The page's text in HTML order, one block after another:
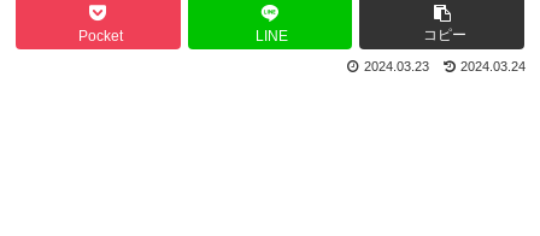
Pocket LINE コピー
2024.03.24
2024.03.23